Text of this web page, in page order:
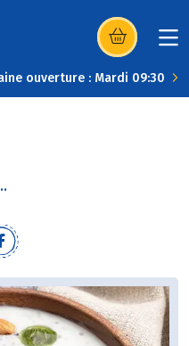
(s’ouvre dans
ouverture : Mardi 09:30